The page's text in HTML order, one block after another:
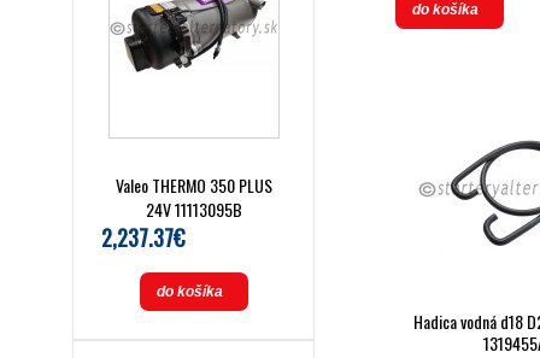
Valeo THERMO 350 PLUS
24V 11113095B
2,237.37€
do košíka
do košíka
Hadica vodná d18